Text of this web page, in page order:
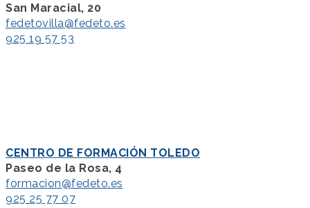
San Maracial, 20
fedetovilla@fedeto.es
925 19 57 53
CENTRO DE FORMACIÓN TOLEDO
Paseo de la Rosa, 4
formacion@fedeto.es
925 25 77 07